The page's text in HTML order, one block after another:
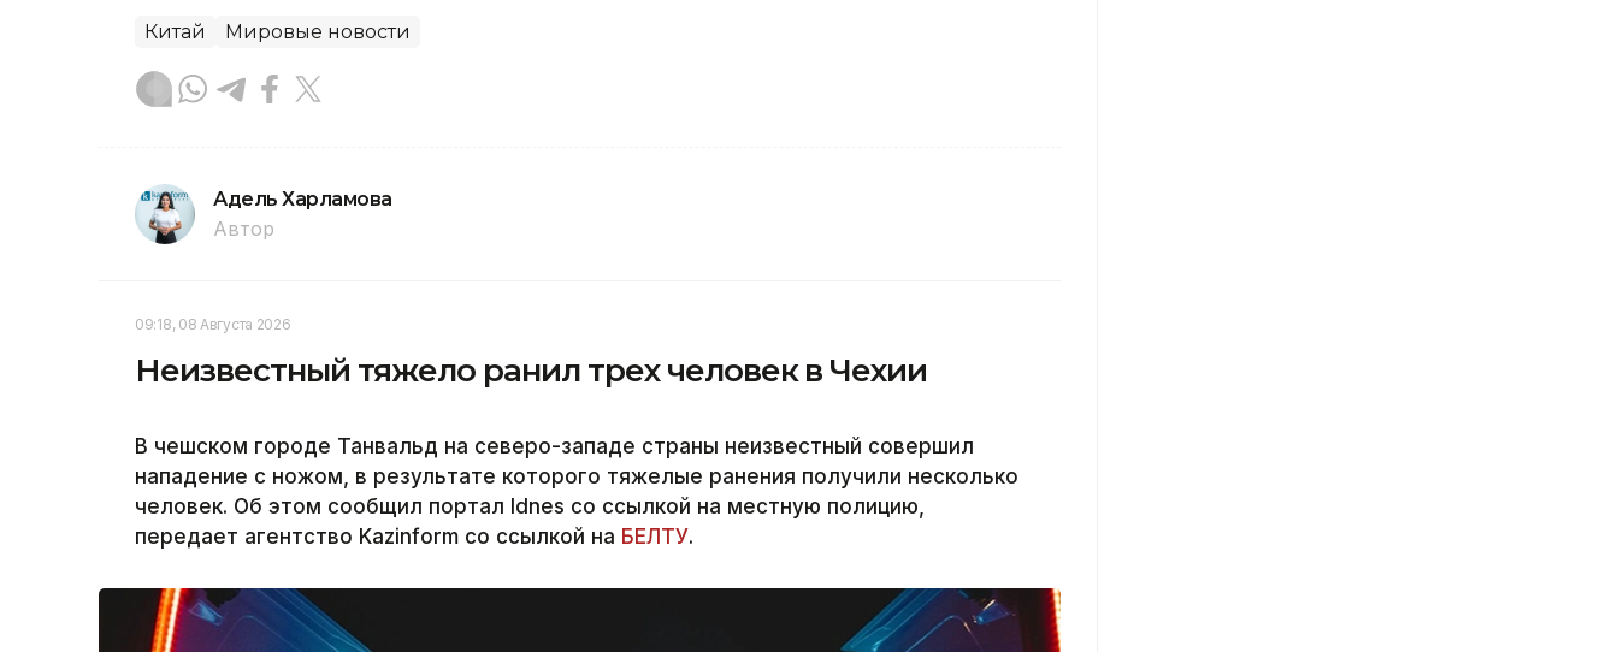
Китай Мировые новости
Адель Харламова
Автор
09:18, 08 Августа 2026
Неизвестный тяжело ранил трех человек в Чехии
В чешском городе Танвальд на северо-западе страны неизвестный совершил
нападение с ножом, в результате которого тяжелые ранения получили несколько
человек. Об этом сообщил портал Idnes со ссылкой на местную полицию,
передает агентство Kazinform со ссылкой на БЕЛТУ.